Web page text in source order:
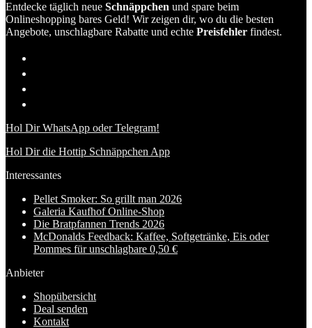
Entdecke täglich neue Schnäppchen und spare beim
Onlineshopping bares Geld! Wir zeigen dir, wo du die besten
Angebote, unschlagbare Rabatte und echte Preisfehler findest.
Hol Dir WhatsApp oder Telegram!
Hol Dir die Hottip Schnäppchen App
Interessantes
Pellet Smoker: So grillt man 2026
Galeria Kaufhof Online-Shop
Die Bratpfannen Trends 2026
McDonalds Feedback: Kaffee, Softgetränke, Eis oder
Pommes für unschlagbare 0,50 €
Anbieter
Shopübersicht
Deal senden
Kontakt